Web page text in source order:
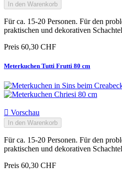
In den Warenkorb
Für ca. 15-20 Personen. Für den
praktischen und dekorativen
Preis 60,30 CHF
Meterkuchen Tutti Frutti 80 cm
 Vorschau
In den Warenkorb
Für ca. 15-20 Personen. Für den
praktischen und dekorativen
Preis 60,30 CHF